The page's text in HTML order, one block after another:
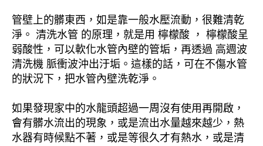
管壁上的髒東西，如是靠一般水壓流動，很難清乾
淨。 清洗水管 的原理，就是用 檸檬酸 ， 檸檬酸呈
弱酸性，可以軟化水管內壁的管垢，再透過 高週波
清洗機 脈衝波沖出汙垢。這樣的話，可在不傷水管
的狀況下，把水管內壁洗乾淨。
如果發現家中的水龍頭超過一周沒有使用再開啟，
會有髒水流出的現象，或是流出水量越來越少，熱
水器有時候點不著，或是等很久才有熱水，或是清